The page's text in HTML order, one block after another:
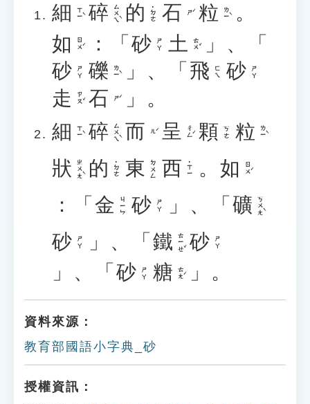
細 ㄒㄧˋ 碎 ㄙㄨㄟˋ 的 ˙ㄉㄜ 石 ㄕˊ 粒 ㄌㄧˋ 。
如 ㄖㄨˊ ：「 砂 ㄕㄚ 土 ㄊㄨˇ
」、「
砂 ㄕㄚ 礫 ㄌㄧˋ 」、「 飛 ㄈㄟ 砂 ㄕㄚ
走 ㄗㄡˇ 石 ㄕˊ
」。
細 ㄒㄧˋ 碎 ㄙㄨㄟˋ 而 ㄦˊ 呈 ㄔㄥˊ 顆 ㄎㄜ 粒 ㄌㄧˋ
狀 ㄓㄨㄤˋ 的 ˙ㄉㄜ 東 ㄉㄨㄥ 西 ˙ㄒㄧ 。 如 ㄖㄨˊ
：「 金 ㄐㄧㄣ 砂 ㄕㄚ 」、「 礦 ㄎㄨㄤˋ
砂 ㄕㄚ 」、「 鐵 ㄊㄧㄝˇ 砂 ㄕㄚ
」、「 砂 ㄕㄚ 糖 ㄊㄤˊ 」。
資料來源：
教育部國語小字典_砂
授權資訊：